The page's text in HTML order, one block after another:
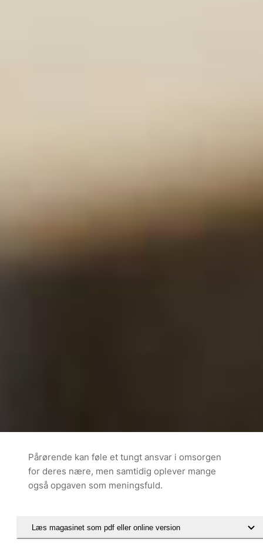
Pårørende kan føle et tungt ansvar i omsorgen
for deres nære, men samtidig oplever mange
også opgaven som meningsfuld.
Læs magasinet som pdf eller online version